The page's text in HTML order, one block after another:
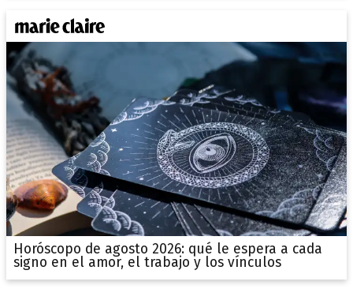
Horóscopo de agosto 2026: qué le espera a cada
signo en el amor, el trabajo y los vínculos